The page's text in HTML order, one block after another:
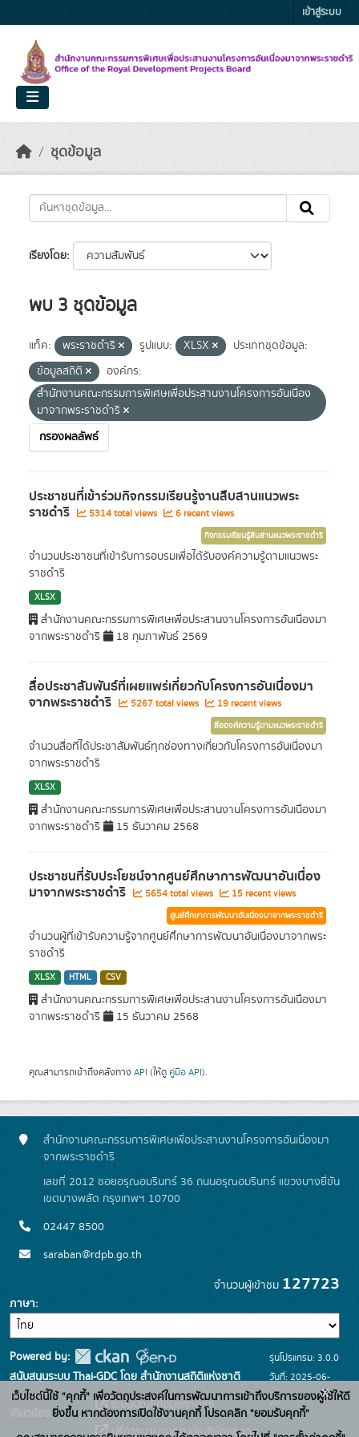
เข้าสู่ระบบ
ชุดข้อมูล
เรียงโดย
พบ 3 ชุดข้อมูล
แท็ค: พระราชดำริ รูปแบบ: XLSX
ประเภทชุดข้อมูล:
ข้อมูลสถิติ
องค์กร:
สำนักงานคณะกรรมการพิเศษเพื่อประสานงานโครงการอันเนื่อง
มาจากพระราชดำริ
กรองผลลัพธ์
ประชาชนที่เข้าร่วมกิจกรรมเรียนรู้งานสืบสานแนวพระ
ราชดำริ 5314 total views 6 recent views
กิจกรรมเรียนรู้สืบสานแนวพระราชดำริ
จำนวนประชาชนที่เข้ารับการอบรมเพื่อได้รับองค์ความรู้ตามแนวพระ
ราชดำริ
XLSX
สำนักงานคณะกรรมการพิเศษเพื่อประสานงานโครงการอันเนื่องมา
จากพระราชดำริ
18 กุมภาพันธ์ 2569
สื่อประชาสัมพันธ์ที่เผยแพร่เกี่ยวกับโครงการอันเนื่องมา
จากพระราชดำริ 5267 total views 19 recent views
สื่อองค์ความรู้ตามแนวพระราชดำริ
จำนวนสื่อที่ได้ประชาสัมพันธ์ทุกช่องทางเกี่ยวกับโครงการอันเนื่องมา
จากพระราชดำริ
XLSX
สำนักงานคณะกรรมการพิเศษเพื่อประสานงานโครงการอันเนื่องมา
จากพระราชดำริ
15 ธันวาคม 2568
ประชาชนที่รับประโยชน์จากศูนย์ศึกษาการพัฒนาอันเนื่อง
มาจากพระราชดำริ 5654 total views 15 recent views
ศูนย์ศึกษาการพัฒนาอันเนื่องมาจากพระราชดำริ
จำนวนผู้ที่เข้ารับความรู้จากศูนย์ศึกษาการพัฒนาอันเนื่องมาจากพระ
ราชดำริ
XLSX HTML CSV
สำนักงานคณะกรรมการพิเศษเพื่อประสานงานโครงการอันเนื่องมา
จากพระราชดำริ
15 ธันวาคม 2568
คุณสามารถเข้าถึงคลังทาง API (ให้ดู คู่มือ API).
สำนักงานคณะกรรมการพิเศษเพื่อประสานงานโครงการอันเนื่องมา
จากพระราชดำริ
เลขที่ 2012 ซอยอรุณอมรินทร์ 36 ถนนอรุณอมรินทร์ แขวงบางยี่ขัน
เขตบางพลัด กรุงเทพฯ 10700
02447 8500
saraban@rdpb.go.th
จำนวนผู้เข้าชม 127723
ภาษา
Powered by:
สนับสนุนระบบ Thai-GDC โดย สำนักงานสถิติแห่งชาติ
เว็บไซต์ที่
เกี่ยวข้อง:
ระบบบัญชีข้อมูลภาครัฐ
บริการนามานุกรมบัญชีข้อมูลภาค
รุ่นโปรแกรม: 3.0.0
วันที่: 2025-06-
26
เว็บไซต์นี้ใช้ "คุกกี้" เพื่อวัตถุประสงค์ในการพัฒนาการเข้าถึงบริการของผู้ใช้ให้ดี
ยิ่งขึ้น หากต้องการเปิดใช้งานคุกกี้ โปรดคลิก "ยอมรับคุกกี้"
x